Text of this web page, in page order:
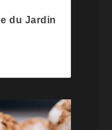
du Jardin